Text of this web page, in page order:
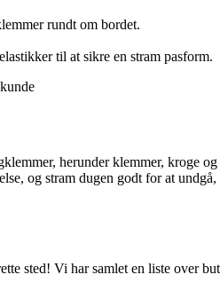
rundt om bordet.
til at sikre en stram pasform.
herunder klemmer, kroge
og stram dugen godt for at
sted! Vi har samlet en liste over